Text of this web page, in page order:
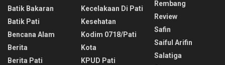
Batik Bakaran
Batik Pati
Bencana Alam
Berita
Berita Pati
Kecelakaan Di Pati
Kesehatan
Kodim 0718/pati
Kota
KPUD Pati
Rembang
Review
Safin
Saiful Arifin
Salatiga